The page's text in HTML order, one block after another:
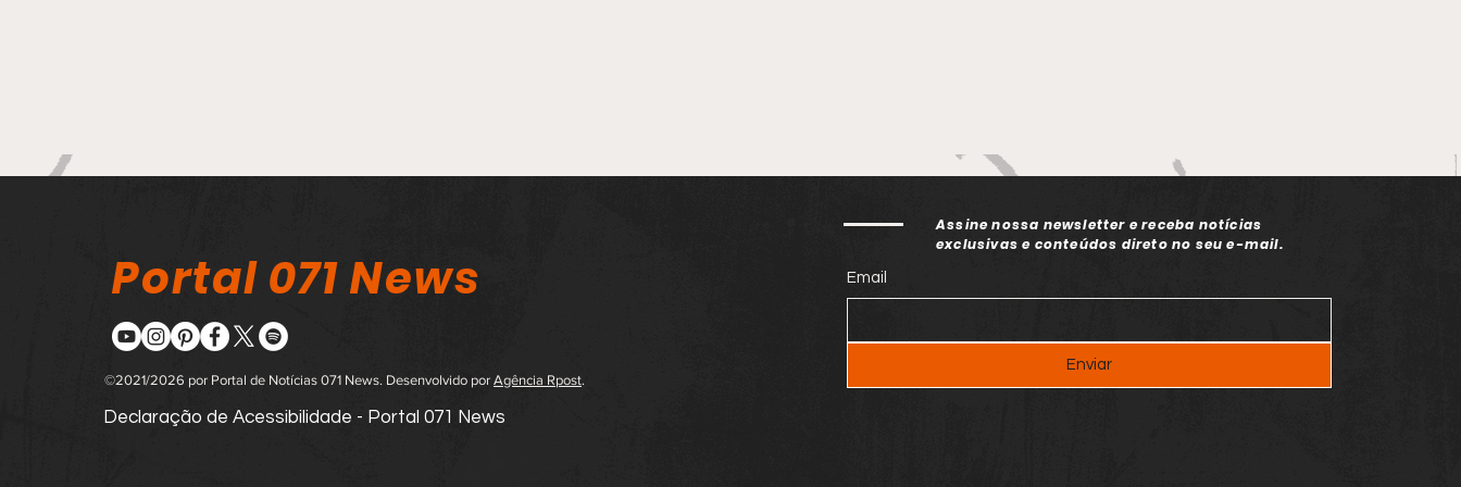
Portal 071 News
©2021/2026 por Portal de Notícias 071 News. Desenvolvido por Agência Rpost.
Declaração de Acessibilidade - Portal 071 News
Assine nossa newsletter e receba notícias
exclusivas e conteúdos direto no seu e-mail.
Email
Enviar